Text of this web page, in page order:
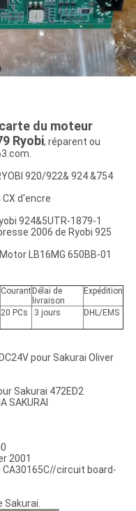
du moteur
Ryobi, réparent ou
920/922& 924 &754
d'encre
924&5UTR-1879-1
2006 de Ryobi 925
LB16MG 650BB-01
Courant Délai de
livraison
Expédition
20 PCs 3 jours DHL/EMS
pour Sakurai Oliver
Sakurai 472ED2
SAKURAI
conseils
2001
circuit board-
Sakurai.